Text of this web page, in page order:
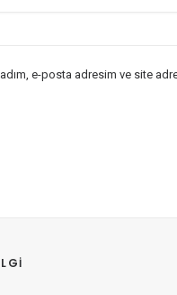
e-posta adresim ve site